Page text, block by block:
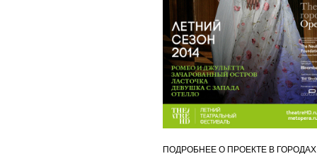
ПОДРОБНЕЕ О ПРОЕКТЕ В